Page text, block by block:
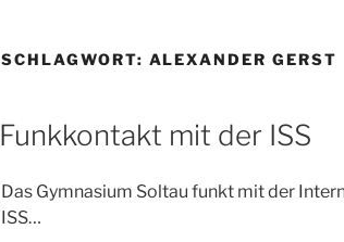
SCHLAGWORT: ALEXANDER GERST
Funkkontakt mit der ISS
Das Gymnasium Soltau funkt mit der
ISS…